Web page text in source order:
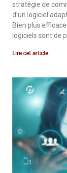
stratégie de
d’un logiciel
Bien plus
logiciels sont de
Lire cet article